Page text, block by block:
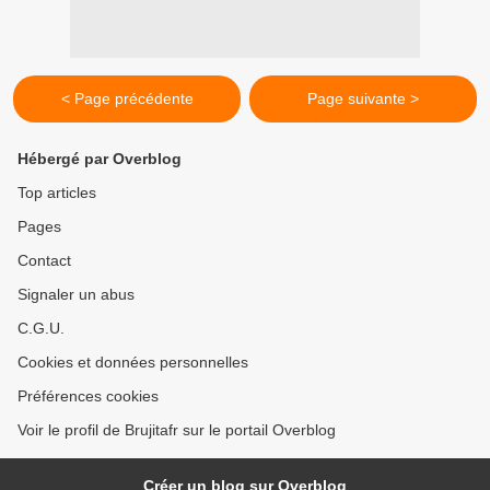
< Page précédente Page suivante >
Hébergé par Overblog
Top articles
Pages
Contact
Signaler un abus
C.G.U.
Cookies et données personnelles
Préférences cookies
Voir le profil de Brujitafr sur le portail Overblog
Créer un blog sur Overblog